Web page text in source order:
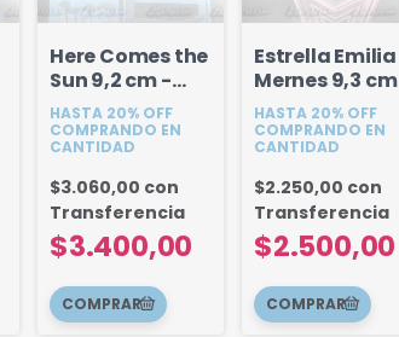
Here Comes the
Sun 9,2 cm -
The Beatles
HASTA 20% OFF
COMPRANDO EN
CANTIDAD
$3.400,00
$3.060,00 con
Transferencia
Estrella Emilia
Mernes 9,3 cm
HASTA 20% OFF
COMPRANDO EN
CANTIDAD
$2.500,00
$2.250,00 con
Transferencia